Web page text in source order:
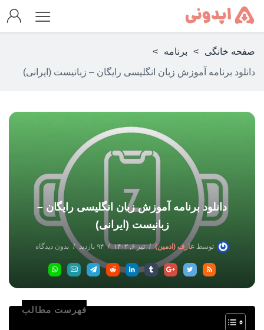
صفحه خانگی > برنامه >
دانلود برنامه آموزش زبان انگلیسی رایگان – زبانیست (ایرانی)
دانلود برنامه آموزش زبان انگلیسی رایگان –
زبانیست (ایرانی)
توسطعارف (ادمین) تیر ۶, ۱۴۰۲ ۹۴ بازدید بدون دیدگاه
فهرست مطالب